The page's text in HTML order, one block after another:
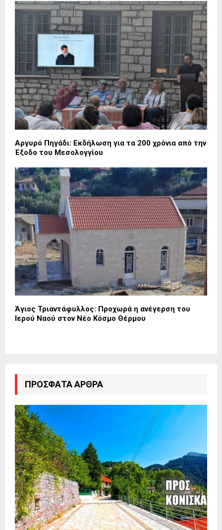
Αργυρό Πηγάδι: Εκδήλωση για τα 200 χρόνια από την
Έξοδο του Μεσολογγίου
Άγιος Τριαντάφυλλος: Προχωρά η ανέγερση του
Ιερού Ναού στον Νέο Κόσμο Θέρμου
ΠΡΌΣΦΑΤΑ ΆΡΘΡΑ